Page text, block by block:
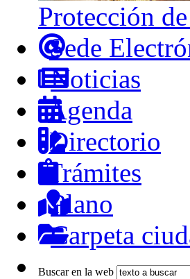
Protección
Sede
Noticias
Agenda
Directorio
Trámites
Plano
Carpeta
Buscar en la web